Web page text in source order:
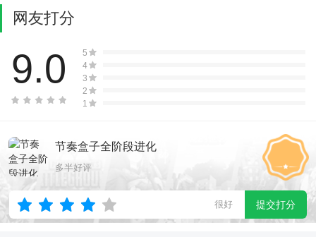
网友打分
9.0
5
4
3
2
1
节奏盒子全阶段进化
多半好评
很好 提交打分